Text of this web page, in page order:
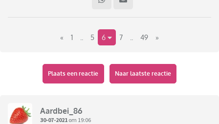
Van aankondigingen tot beurzen of vragen daarover of wat
dat wil niet zeggen dat je de liefhebber van dat spel niks
vindt. Hier gaan we vrolijk verder, met spellen de hemel in
prijzen, dan wel ons afvragen waarom iemand heeft bedacht
hoeven het zelfs niet eens te zijn.
« 1 5 6 7 49 »
Plaats een reactie Naar laatste reactie
Aardbei_86
30-07-2021 om 19:06